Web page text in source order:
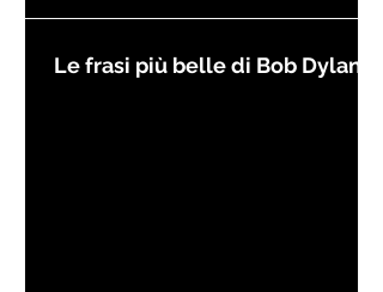
Le frasi più belle di Bob Dylan